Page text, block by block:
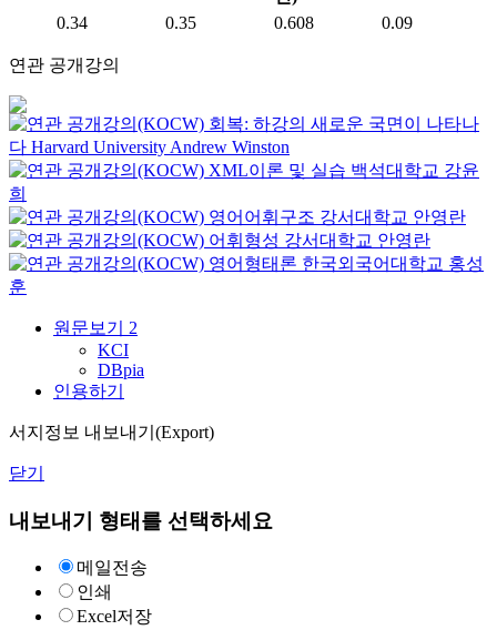
0.34
0.35 0.608 0.09
연관 공개강의
회복: 하강의 새로운 국면이 나타나
다 Harvard University Andrew Winston
XML이론 및 실습 백석대학교 강윤
희
영어어휘구조 강서대학교 안영란
어휘형성 강서대학교 안영란
영어형태론 한국외국어대학교 홍성
훈
원문보기 2
KCI
DBpia
인용하기
서지정보 내보내기(Export)
닫기
내보내기 형태를 선택하세요
메일전송
인쇄
Excel저장